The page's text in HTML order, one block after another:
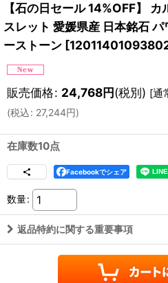
【石の日セール 14%OFF】
スレット 愛媛県産 日本銘石
ーストーン [
販売価格: 24,768円(税別) [通
(税込: 27,244円)
在庫数10点
Facebookでシェア
数量:
返品特約に関する重要事項